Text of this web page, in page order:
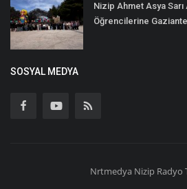
Nizip Ahmet Asya
Öğrencilerine
SOSYAL MEDYA
Nrtmedya Nizip Radyo